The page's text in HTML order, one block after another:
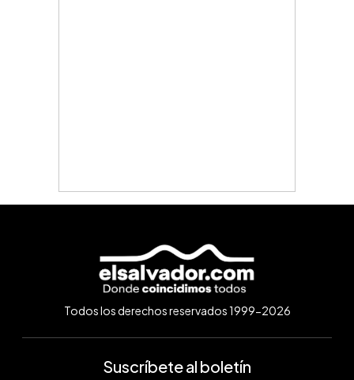
Todos los derechos reservados 1999-2026
Suscríbete al boletín